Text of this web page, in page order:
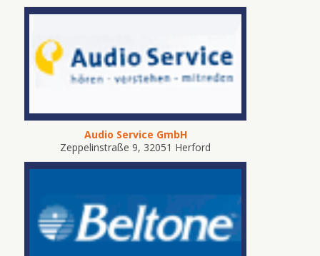
Audio Service GmbH
Zeppelinstraße 9, 32051 Herford